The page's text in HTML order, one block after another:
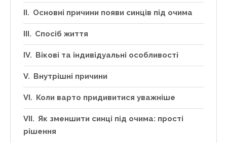
Основні причини появи синців під очима
Спосіб життя
Вікові та індивідуальні особливості
Внутрішні причини
Коли варто придивитися уважніше
Як зменшити синці під очима: прості
рішення